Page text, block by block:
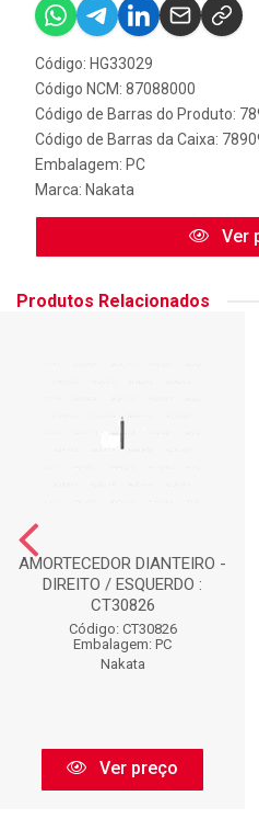
Código: HG33029
Código NCM: 87088000
Código de Barras do Produto:
Código de Barras da Caixa:
Embalagem: PC
Marca: Nakata
Ver
Produtos Relacionados
AMORTECEDOR DIANTEIRO -
DIREITO / ESQUERDO :
CT30826
Código: CT30826
Embalagem: PC
Nakata
Ver preço